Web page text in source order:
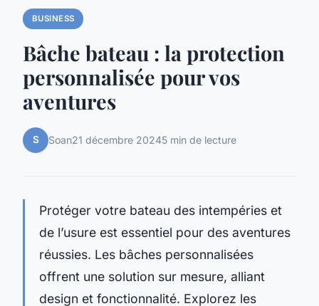
BUSINESS
Bâche bateau : la protection
personnalisée pour vos
aventures
S Soan21 décembre 20245 min de lecture
Protéger votre bateau des intempéries et
de l’usure est essentiel pour des aventures
réussies. Les bâches personnalisées
offrent une solution sur mesure, alliant
design et fonctionnalité. Explorez les